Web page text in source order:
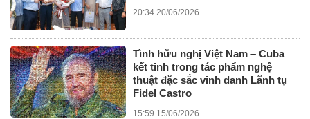
20:34 20/06/2026
Tình hữu nghị Việt Nam – Cuba
kết tinh trong tác phẩm nghệ
thuật đặc sắc vinh danh Lãnh tụ
Fidel Castro
15:59 15/06/2026